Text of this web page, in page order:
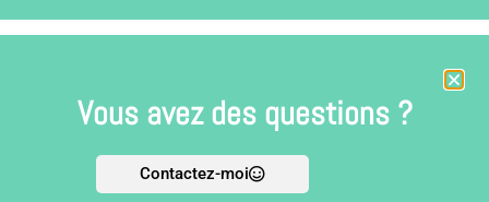
Vous avez des questions ?
Contactez-moi